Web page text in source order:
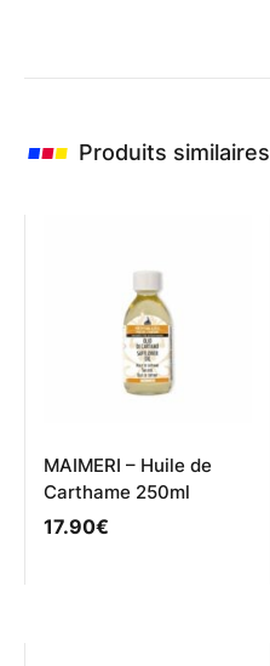
Produits similaires
MAIMERI – Huile de
Carthame 250ml
17.90€